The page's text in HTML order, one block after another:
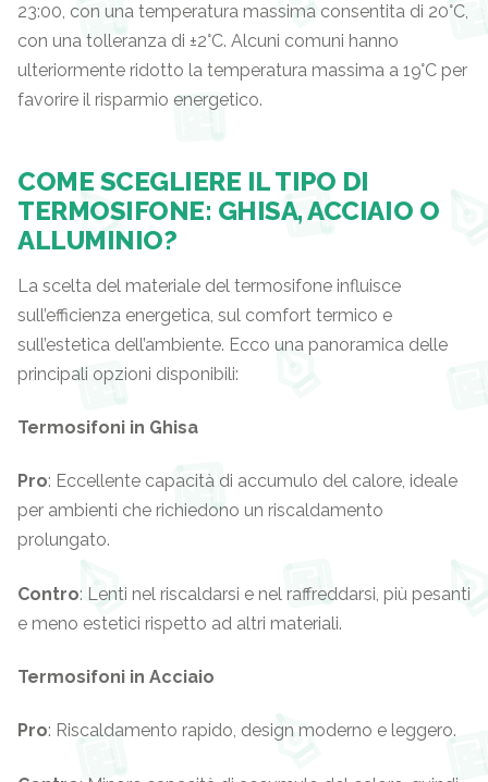
23:00, con una temperatura massima consentita di 20°C,
con una tolleranza di ±2°C. Alcuni comuni hanno
ulteriormente ridotto la temperatura massima a 19°C per
favorire il risparmio energetico.
COME SCEGLIERE IL TIPO DI
TERMOSIFONE: GHISA, ACCIAIO O
ALLUMINIO?
La scelta del materiale del termosifone influisce
sull’efficienza energetica, sul comfort termico e
sull’estetica dell’ambiente. Ecco una panoramica delle
principali opzioni disponibili:
Termosifoni in Ghisa
Pro: Eccellente capacità di accumulo del calore, ideale
per ambienti che richiedono un riscaldamento
prolungato.
Contro: Lenti nel riscaldarsi e nel raffreddarsi, più pesanti
e meno estetici rispetto ad altri materiali.
Termosifoni in Acciaio
Pro: Riscaldamento rapido, design moderno e leggero.